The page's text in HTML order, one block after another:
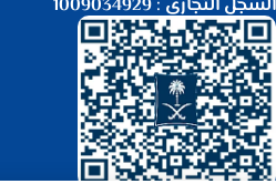
السجل التجاري : 1009034929